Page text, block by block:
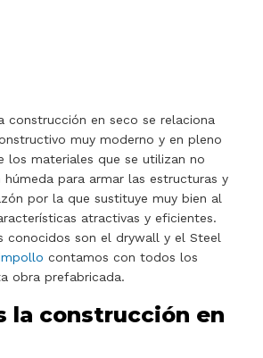
construcción en seco se relaciona
muy moderno y en pleno
los materiales que se utilizan no
húmeda para armar las estructuras y
por la que sustituye muy bien al
atractivas y eficientes.
conocidos son el drywall y el Steel
contamos con todos los
obra prefabricada.
la construcción en